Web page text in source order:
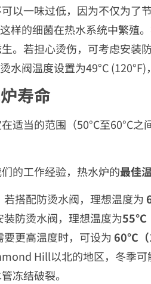
以一味过低，因为不仅为了
样的细菌在热水系统中繁殖。
。若担心烫伤，可考虑安
水阀温度设置为49°C (120°F)
寿命
适当的范围（50°C至60°C
的工作经验，热水炉的最佳
若搭配防烫水阀，理想温度为
防烫水阀，理想温度为55°C
要更高温度时，可设为 60°C（
Hill以北的地区，冬季
冻结破裂。